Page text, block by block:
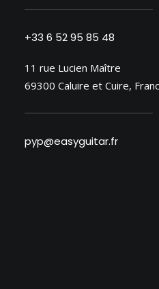
+33 6 52 95 85 48
11 rue Lucien Maître
69300 Caluire et Cuire,
pyp@easyguitar.fr